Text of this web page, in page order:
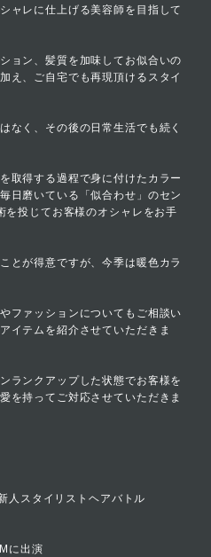
ャレに仕上げる美容師を目指して
ョン、髪質を加味してお似合いの
え、ご自宅でも再現頂けるスタイ
なく、その後の日常生活でも続く
取得する過程で身に付けたカラー
日磨いている「似合わせ」のセン
を投じてお客様のオシャレをお手
とが得意ですが、今季は暖色カラ
ファッションについてもご相談い
イテムを紹介させていただきま
ランクアップした状態でお客様を
を持ってご対応させていただきま
人スタイリストヘアバトル
に出演